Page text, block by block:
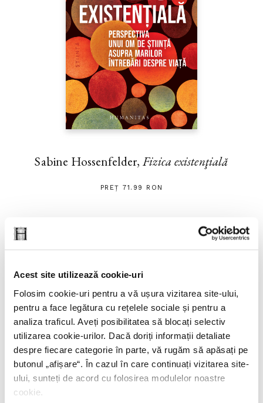
Acest site utilizează cookie-uri
Folosim cookie-uri pentru a vă ușura vizitarea site-ului,
pentru a face legătura cu rețelele sociale și pentru a
analiza traficul. Aveți posibilitatea să blocați selectiv
utilizarea cookie-urilor. Dacă doriți informații detaliate
despre fiecare categorie în parte, vă rugăm să apăsați pe
butonul „ afișare“. În cazul în care continuați vizitarea site-
ului, sunteți de acord cu folosirea modulelor noastre
cookie.
Sabine Hossenfelder, Fizica existenţială
PREȚ 71.99 RON